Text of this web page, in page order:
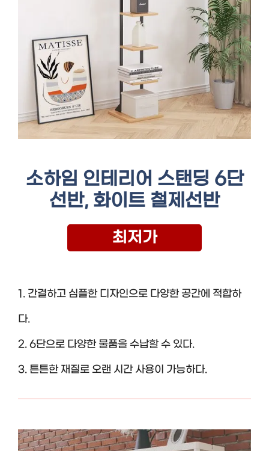
소하임 인테리어 스탠딩 6단
선반, 화이트 철제선반
최저가
1. 간결하고 심플한 디자인으로 다양한 공간에 적합하
다.
2. 6단으로 다양한 물품을 수납할 수 있다.
3. 튼튼한 재질로 오랜 시간 사용이 가능하다.